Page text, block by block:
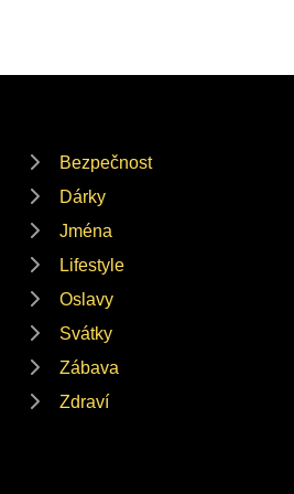
Bezpečnost
Dárky
Jména
Lifestyle
Oslavy
Svátky
Zábava
Zdraví